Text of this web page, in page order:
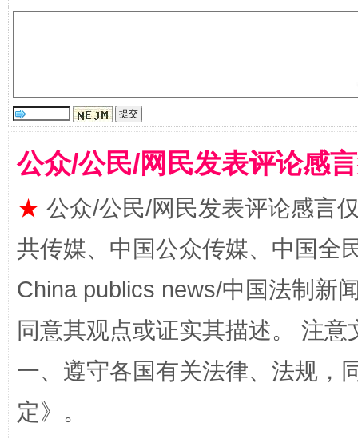
阿坝州三大球赛在茂县开幕 规模
国家大学科技园优化重塑工作
公众/公民/网民发表评论感
★ 公众/公民/网民发表评论感言
共传媒、中国公众传媒、中国全
China publics news/中国法制新
同意其观点或证实其描述。 注
一、遵守各国有关法律、法规，
定》。